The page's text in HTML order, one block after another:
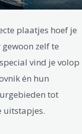
plaatjes hoef je
zelf te
vind je volop
én hun
tot
uitstapjes.